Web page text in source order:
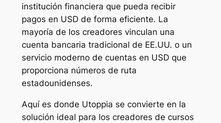
institución financiera que pueda recibir
pagos en USD de forma eficiente. La
mayoría de los creadores vinculan una
cuenta bancaria tradicional de EE.UU. o un
servicio moderno de cuentas en USD que
proporciona números de ruta
estadounidenses.
Aquí es donde Utoppia se convierte en la
solución ideal para los creadores de cursos